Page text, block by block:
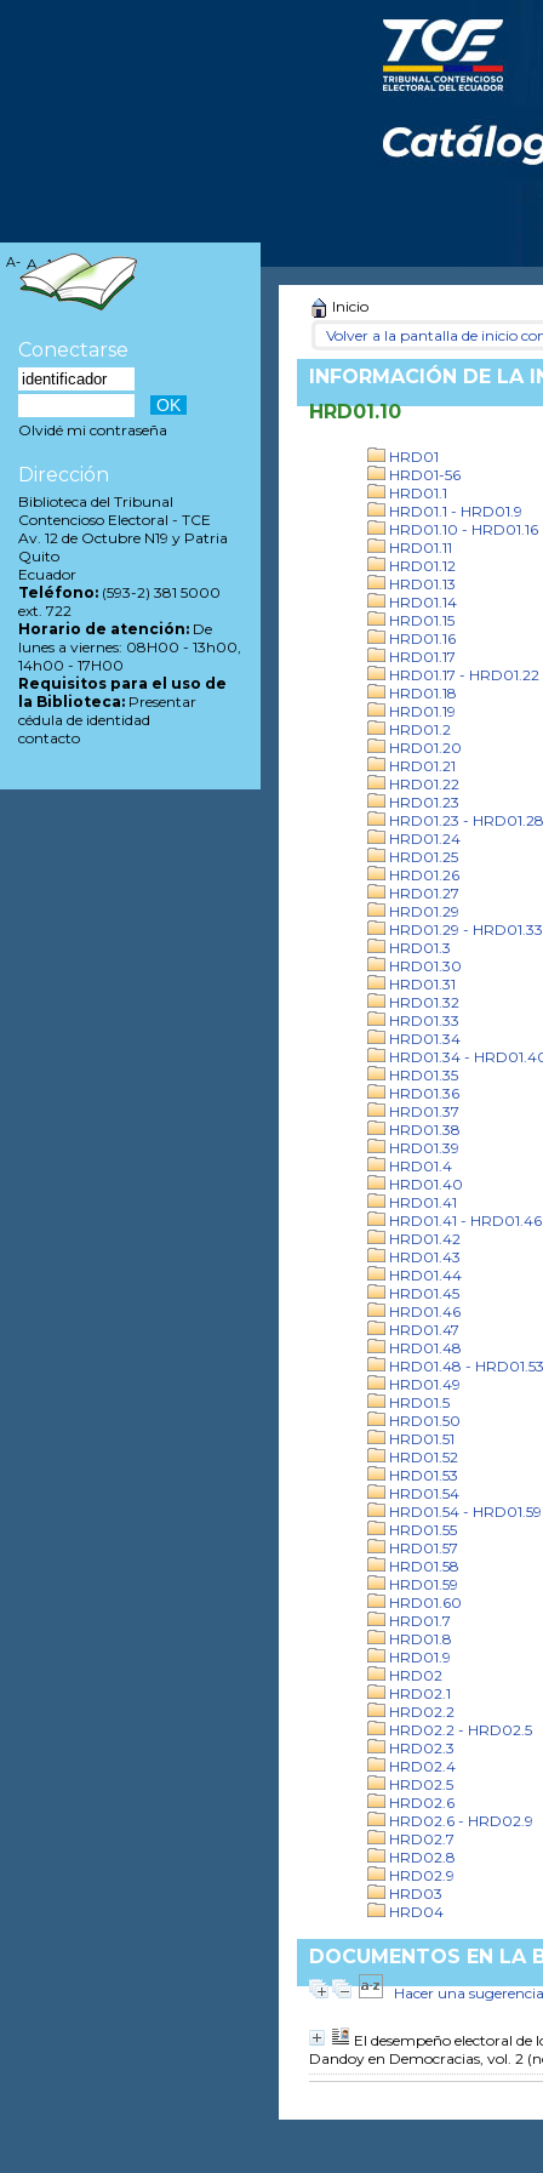
Inicio
Volver a la pantalla de inicio
INFORMACIÓN DE LA
HRD01.10
HRD01
HRD01-56
HRD01.1
HRD01.1 - HRD01.9
HRD01.10 - HRD01.16
HRD01.11
HRD01.12
HRD01.13
HRD01.14
HRD01.15
HRD01.16
HRD01.17
HRD01.17 - HRD01.22
HRD01.18
HRD01.19
HRD01.2
HRD01.20
HRD01.21
HRD01.22
HRD01.23
HRD01.23 - HRD01.28
HRD01.24
HRD01.25
HRD01.26
HRD01.27
HRD01.29
HRD01.29 - HRD01.33
HRD01.3
HRD01.30
HRD01.31
HRD01.32
HRD01.33
HRD01.34
HRD01.34 -
HRD01.35
HRD01.36
HRD01.37
HRD01.38
HRD01.39
HRD01.4
HRD01.40
HRD01.41
HRD01.41 - HRD01.46
HRD01.42
HRD01.43
HRD01.44
HRD01.45
HRD01.46
HRD01.47
HRD01.48
HRD01.48 - HRD01.53
HRD01.49
HRD01.5
HRD01.50
HRD01.51
HRD01.52
HRD01.53
HRD01.54
HRD01.54 - HRD01.59
HRD01.55
HRD01.57
HRD01.58
HRD01.59
HRD01.60
HRD01.7
HRD01.8
HRD01.9
HRD02
HRD02.1
HRD02.2
HRD02.2 - HRD02.5
HRD02.3
HRD02.4
HRD02.5
HRD02.6
HRD02.6 - HRD02.9
HRD02.7
HRD02.8
HRD02.9
HRD03
HRD04
DOCUMENTOS EN LA
Hacer una sugerencia
El desempeño electoral de
Dandoy en Democracias, vol. 2
A- A A+
Conectarse
Olvidé mi contraseña
Dirección
Biblioteca del Tribunal
Contencioso Electoral - TCE
Av. 12 de Octubre N19 y Patria
Quito
Ecuador
Teléfono: (593-2) 381 5000
ext. 722
Horario de atención: De
lunes a viernes: 08H00 - 13h00,
14h00 - 17H00
Requisitos para el uso de
la Biblioteca: Presentar
cédula de identidad
contacto